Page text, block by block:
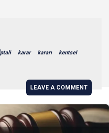
karar kararı kentsel
LEAVE A COMMENT